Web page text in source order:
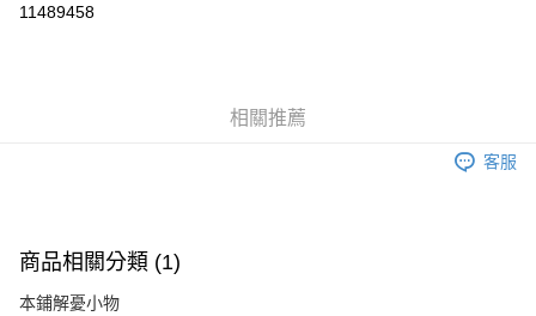
運送方式
11489458
相關推薦
客服
商品相關分類 (1)
本鋪解憂小物